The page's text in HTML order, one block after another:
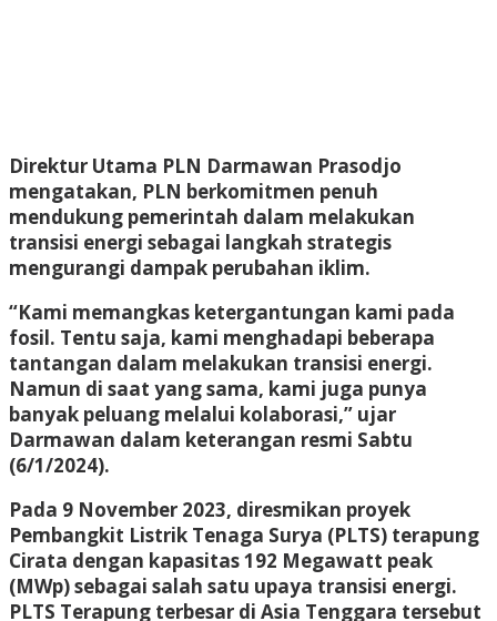
Direktur Utama PLN Darmawan Prasodjo
mengatakan, PLN berkomitmen penuh
mendukung pemerintah dalam melakukan
transisi energi sebagai langkah strategis
mengurangi dampak perubahan iklim.
“Kami memangkas ketergantungan kami pada
fosil. Tentu saja, kami menghadapi beberapa
tantangan dalam melakukan transisi energi.
Namun di saat yang sama, kami juga punya
banyak peluang melalui kolaborasi,” ujar
Darmawan dalam keterangan resmi Sabtu
(6/1/2024).
Pada 9 November 2023, diresmikan proyek
Pembangkit Listrik Tenaga Surya (PLTS) terapung
Cirata dengan kapasitas 192 Megawatt peak
(MWp) sebagai salah satu upaya transisi energi.
PLTS Terapung terbesar di Asia Tenggara tersebut